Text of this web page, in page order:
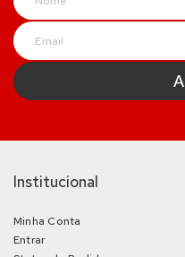
Institucional
Minha Conta
Entrar